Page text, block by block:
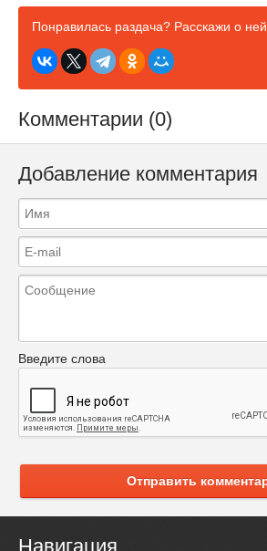
Понравилась раздача? Расскажи о
Комментарии (0)
Добавление комментария
Введите слова
Отправить
Навигация